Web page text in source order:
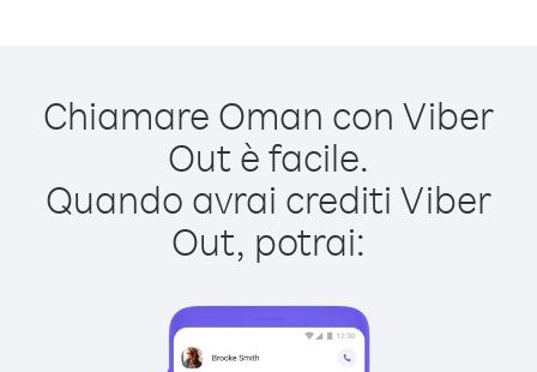
Chiamare Oman con Viber
Out è facile.
Quando avrai crediti Viber
Out, potrai: